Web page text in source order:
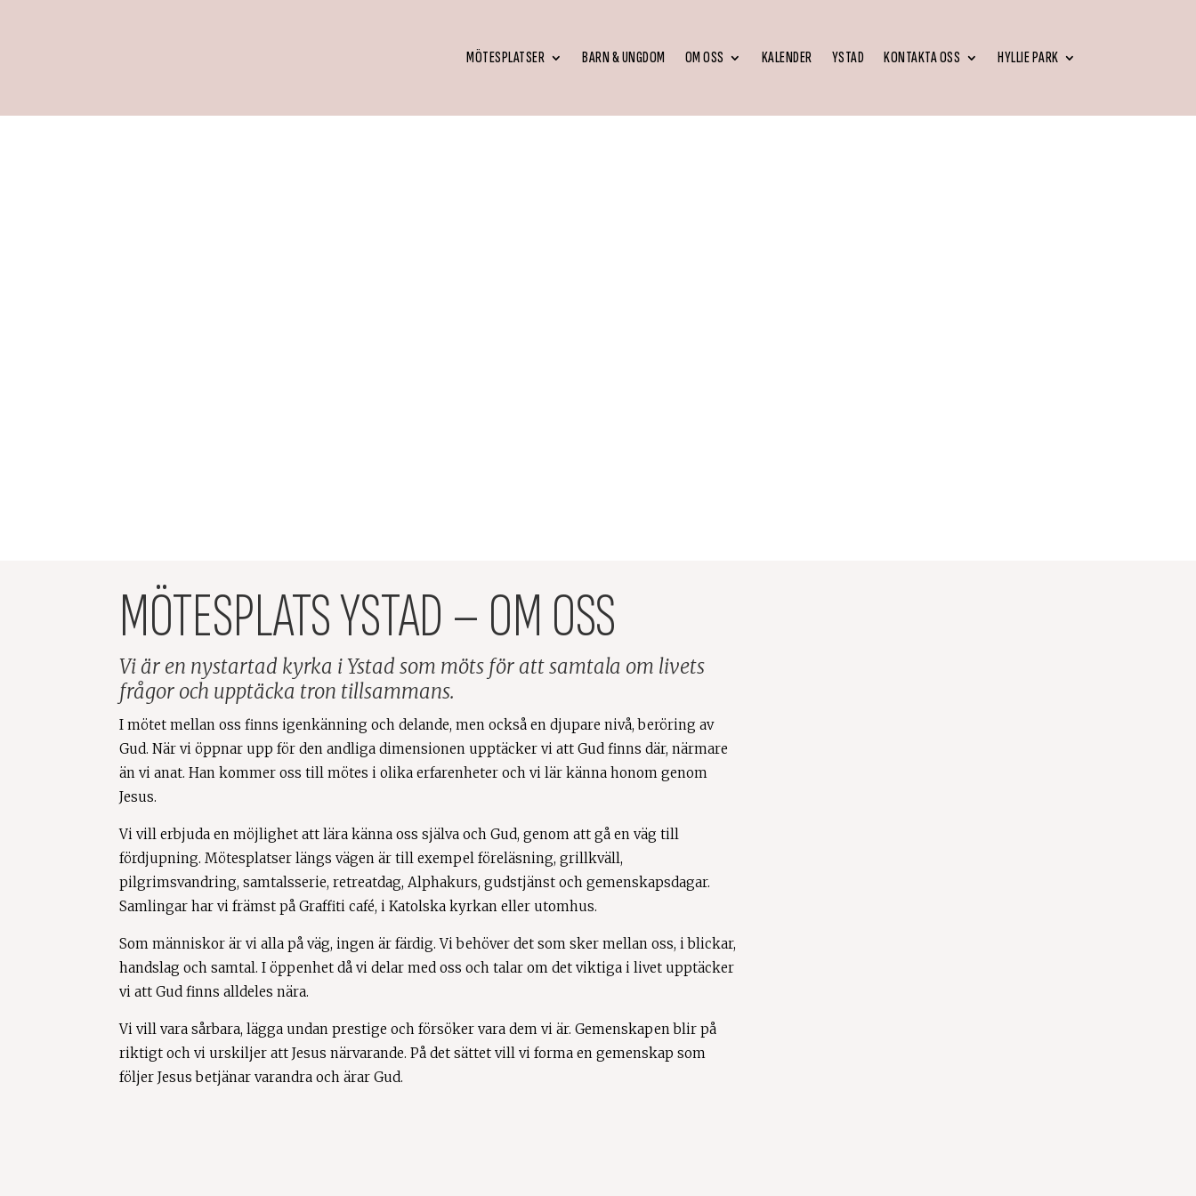
MÖTESPLATSER BARN & UNGDOM OM OSS KALENDER YSTAD KONTAKTA OSS HYLLIE PARK
MÖTESPLATS YSTAD – OM OSS
Vi är en nystartad kyrka i Ystad som möts för att samtala om livets
frågor och upptäcka tron tillsammans.
I mötet mellan oss finns igenkänning och delande, men också en djupare nivå, beröring av
Gud. När vi öppnar upp för den andliga dimensionen upptäcker vi att Gud finns där, närmare
än vi anat. Han kommer oss till mötes i olika erfarenheter och vi lär känna honom genom
Jesus.
Vi vill erbjuda en möjlighet att lära känna oss själva och Gud, genom att gå en väg till
fördjupning. Mötesplatser längs vägen är till exempel föreläsning, grillkväll,
pilgrimsvandring, samtalsserie, retreatdag, Alphakurs, gudstjänst och gemenskapsdagar.
Samlingar har vi främst på Graffiti café, i Katolska kyrkan eller utomhus.
Som människor är vi alla på väg, ingen är färdig. Vi behöver det som sker mellan oss, i blickar,
handslag och samtal. I öppenhet då vi delar med oss och talar om det viktiga i livet upptäcker
vi att Gud finns alldeles nära.
Vi vill vara sårbara, lägga undan prestige och försöker vara dem vi är. Gemenskapen blir på
riktigt och vi urskiljer att Jesus närvarande. På det sättet vill vi forma en gemenskap som
följer Jesus betjänar varandra och ärar Gud.